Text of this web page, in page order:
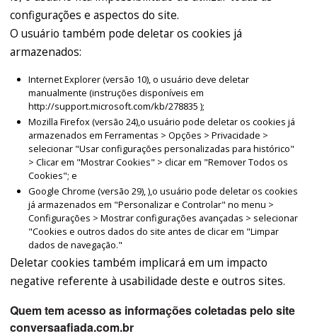
configurações e aspectos do site.
O usuário também pode deletar os cookies já
armazenados:
Internet Explorer (versão 10), o usuário deve deletar
manualmente (instruções disponíveis em
http://support.microsoft.com/kb/278835 );
Mozilla Firefox (versão 24),o usuário pode deletar os cookies já
armazenados em Ferramentas > Opções > Privacidade >
selecionar "Usar configurações personalizadas para histórico"
> Clicar em "Mostrar Cookies" > clicar em "Remover Todos os
Cookies"; e
Google Chrome (versão 29), ),o usuário pode deletar os cookies
já armazenados em "Personalizar e Controlar" no menu >
Configurações > Mostrar configurações avançadas > selecionar
"Cookies e outros dados do site antes de clicar em "Limpar
dados de navegação."
Deletar cookies também implicará em um impacto
negative referente à usabilidade deste e outros sites.
Quem tem acesso as informações coletadas pelo site
conversaafiada.com.br